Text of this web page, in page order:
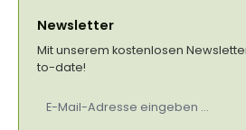
Newsletter
Mit unserem kostenlosen
to-date!
Mail-